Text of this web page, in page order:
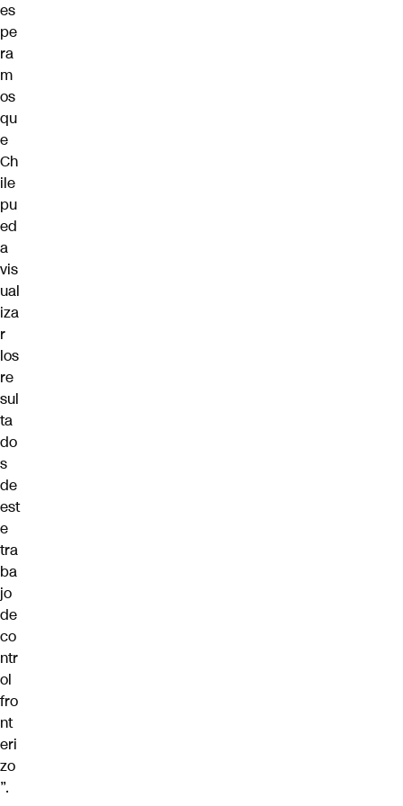
es
pe
ra
m
os
qu
e
Ch
ile
pu
ed
a
vis
ual
iza
r
los
re
sul
ta
do
s
de
est
e
tra
ba
jo
de
co
ntr
ol
fro
nt
eri
zo
”.